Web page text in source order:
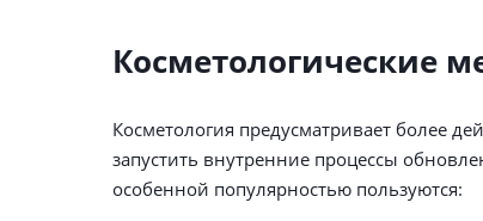
Косметологические
Косметология предусматривает более
запустить внутренние процессы
особенной популярностью пользуются: